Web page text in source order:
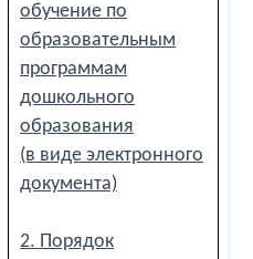
обучение по
образовательным
программам
дошкольного
образования
(в виде электронного
документа)
2. Порядок